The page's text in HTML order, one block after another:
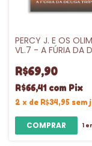
PERCY J. E OS
VL.7 - A FÚRIA DA
R$69,90
R$66,41 com Pix
2 x de R$34,95 sem
1